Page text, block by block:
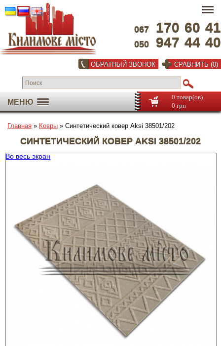
067 170 60 41
050 947 44 40
ОБРАТНЫЙ ЗВОНОК СРАВНИТЬ (0)
МЕНЮ
0 товар(ов)
0 грн
Главная » Ковры » Синтетический ковер Aksi 38501/202
СИНТЕТИЧЕСКИЙ КОВЕР AKSI 38501/202
Во весь экран